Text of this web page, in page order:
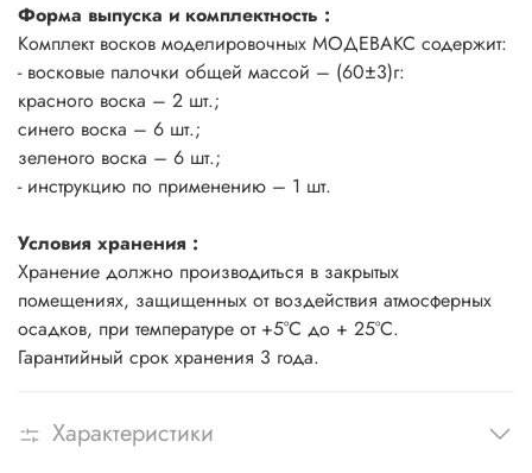
Форма выпуска и комплектность :
Комплект восков моделировочных МОДЕВАКС содержит:
- восковые палочки общей массой – (60±3)г:
красного воска – 2 шт.;
синего воска – 6 шт.;
зеленого воска – 6 шт.;
- инструкцию по применению – 1 шт.
Условия хранения :
Хранение должно производиться в закрытых
помещениях, защищенных от воздействия атмосферных
осадков, при температуре от +5°С до + 25°С.
Гарантийный срок хранения 3 года.
Характеристики